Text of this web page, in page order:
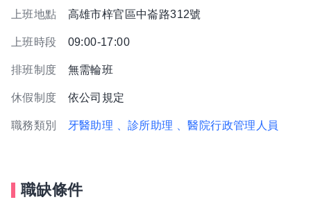
上班地點 高雄市梓官區中崙路312號
上班時段 09:00-17:00
排班制度 無需輪班
休假制度 依公司規定
職務類別 牙醫助理 、診所助理 、醫院行政管理人員
職缺條件